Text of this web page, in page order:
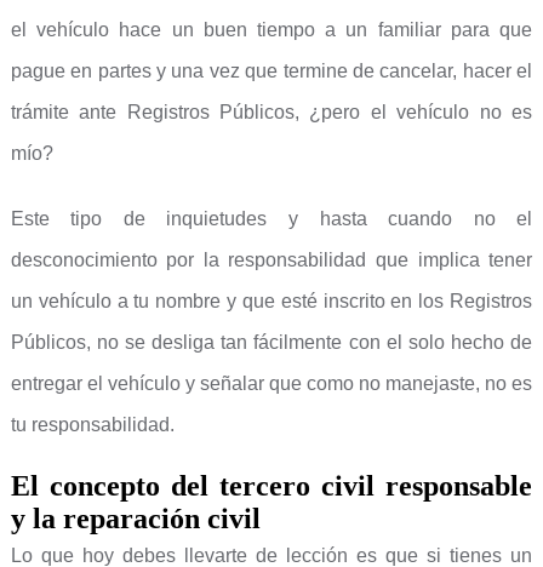
el vehículo hace un buen tiempo a un familiar para que
pague en partes y una vez que termine de cancelar, hacer el
trámite ante Registros Públicos, ¿pero el vehículo no es
mío?
Este tipo de inquietudes y hasta cuando no el
desconocimiento por la responsabilidad que implica tener
un vehículo a tu nombre y que esté inscrito en los Registros
Públicos, no se desliga tan fácilmente con el solo hecho de
entregar el vehículo y señalar que como no manejaste, no es
tu responsabilidad.
El concepto del tercero civil responsable
y la reparación civil
Lo que hoy debes llevarte de lección es que si tienes un